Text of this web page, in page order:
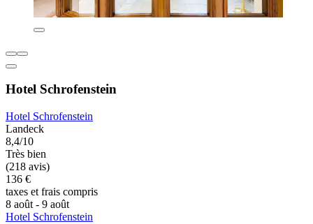
Hotel Schrofenstein
Hotel Schrofenstein
Landeck
8,4/10
Très bien
(218 avis)
136 €
taxes et frais compris
8 août - 9 août
Hotel Schrofenstein